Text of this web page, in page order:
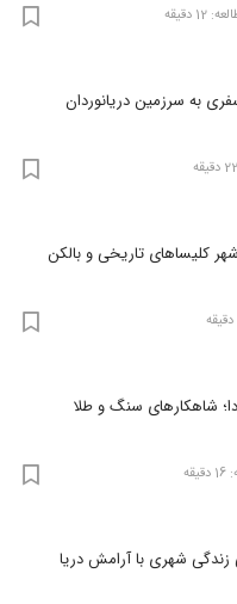
دقیقه
به سرزمین دریانوردان
کلیساهای تاریخی و بالکن
شاهکارهای سنگ و طلا
زندگی شهری با آرامش دریا